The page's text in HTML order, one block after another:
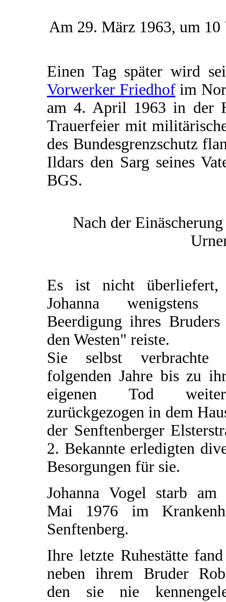
Am 29. März 1963, um
Einen Tag später wird
Vorwerker Friedhofim
am 4. April 1963 in der
Trauerfeier mit
des Bundesgrenzschutz
Ildars den Sarg seines
BGS.
Nach der
Es ist nicht überliefert,
Johanna wenigstens
Beerdigung ihres
den Westen" reiste.
Sie selbst verbrachte
folgenden Jahre bis zu
eigenen Tod
zurückgezogen in dem
der Senftenberger
2. Bekannte erledigten
Besorgungen für sie.
Johanna Vogel starb am
Mai 1976 im
Senftenberg.
Ihre letzte Ruhestätte
neben ihrem Bruder
den sie nie